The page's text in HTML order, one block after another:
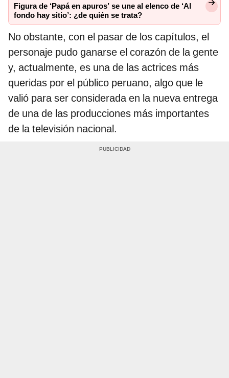
Figura de ‘Papá en apuros’ se une al elenco de ‘Al
fondo hay sitio’: ¿de quién se trata?
No obstante, con el pasar de los capítulos, el
personaje pudo ganarse el corazón de la gente
y, actualmente, es una de las actrices más
queridas por el público peruano, algo que le
valió para ser considerada en la nueva entrega
de una de las producciones más importantes
de la televisión nacional.